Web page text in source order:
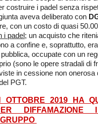
costruire i padel senza
aveva deliberato con
con un costo di quasi
i padel ; un acquisto che
a confine e, soprattutto,
occupate con un
(sono le opere stradali di
in cessione non onerosa
PGT.
2019 HA
DIFFAMAZIONE